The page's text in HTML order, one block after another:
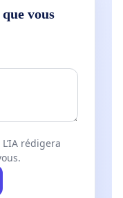
vous
rédigera